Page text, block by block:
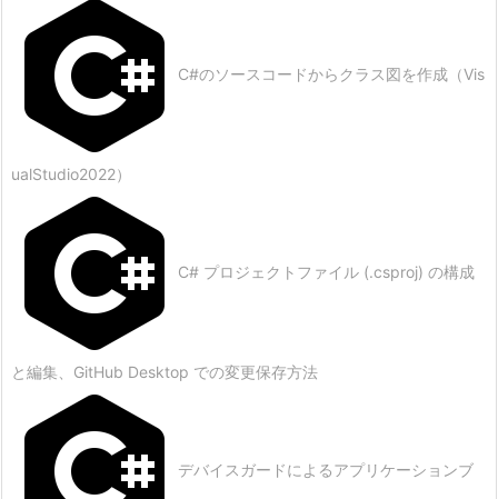
C#のソースコードからクラス図を作成（Vis
ualStudio2022）
C# プロジェクトファイル (.csproj) の構成
と編集、GitHub Desktop での変更保存方法
デバイスガードによるアプリケーションブ